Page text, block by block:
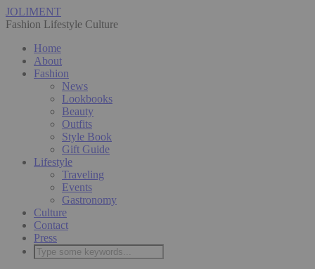
JOLIMENT
Fashion Lifestyle Culture
Home
About
Fashion
News
Lookbooks
Beauty
Outfits
Style Book
Gift Guide
Lifestyle
Traveling
Events
Gastronomy
Culture
Contact
Press